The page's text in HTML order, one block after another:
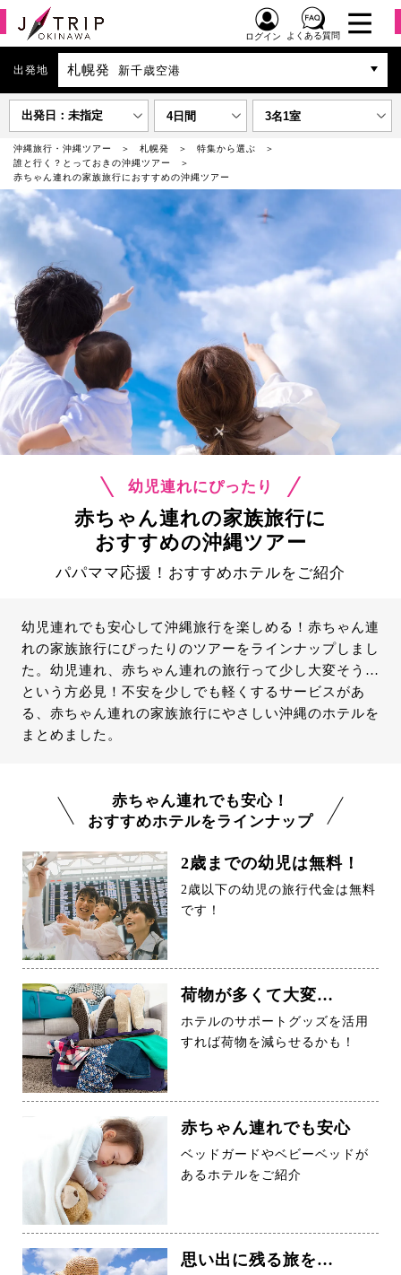
ログイン よくある質問
出発地 札幌発 新千歳空港
出発日：未指定 4日間 3名1室
沖縄旅行・沖縄ツアー 札幌発
特集から選ぶ
誰と行く？とっておきの沖縄ツアー
赤ちゃん連れの家族旅行におすすめの沖縄ツアー
幼児連れにぴったり
赤ちゃん連れの家族旅行に
おすすめの沖縄ツアー
パパママ応援！おすすめホテルをご紹介
幼児連れでも安心して沖縄旅行を楽しめる！赤ちゃん連
れの家族旅行にぴったりのツアーをラインナップしまし
た。幼児連れ、赤ちゃん連れの旅行って少し大変そう…
という方必見！不安を少しでも軽くするサービスがあ
る、赤ちゃん連れの家族旅行にやさしい沖縄のホテルを
まとめました。
赤ちゃん連れでも安心！
おすすめホテルをラインナップ
2歳までの幼児は無料！
2歳以下の幼児の旅行代金は無料
です！
荷物が多くて大変…
ホテルのサポートグッズを活用
すれば荷物を減らせるかも！
赤ちゃん連れでも安心
ベッドガードやベビーベッドが
あるホテルをご紹介
思い出に残る旅を…